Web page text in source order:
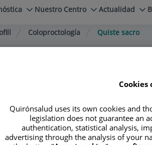
Nuestro Centro Actualidad
Coloproctología Quiste sacro
Bofill
Cookies
Quirónsalud uses its own cookies and
legislation does not guarantee an
authentication, statistical analysis,
advertising through the analysis of your